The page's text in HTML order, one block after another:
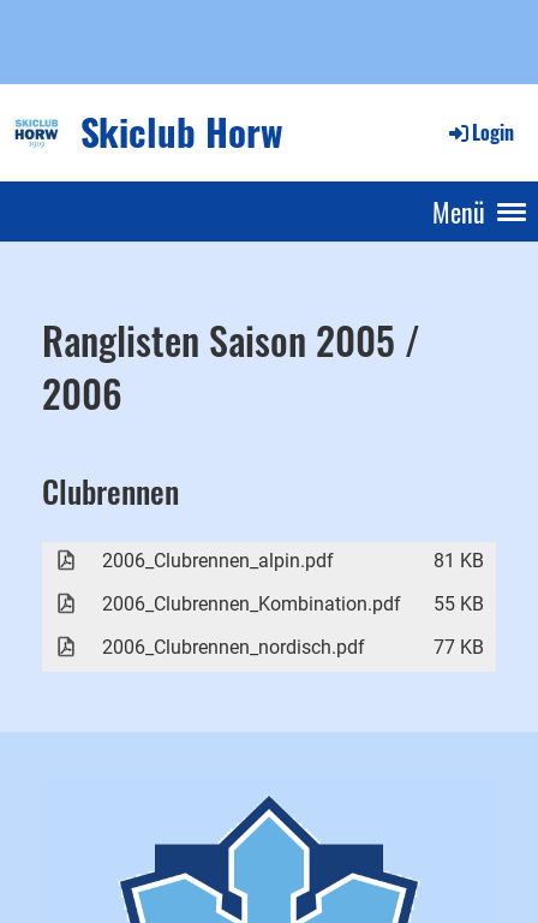
Skiclub Horw Login
Menü
Ranglisten Saison 2005 /
2006
Clubrennen
2006_Clubrennen_alpin.pdf
81 KB
2006_Clubrennen_Kombination.pdf
55 KB
2006_Clubrennen_nordisch.pdf
77 KB